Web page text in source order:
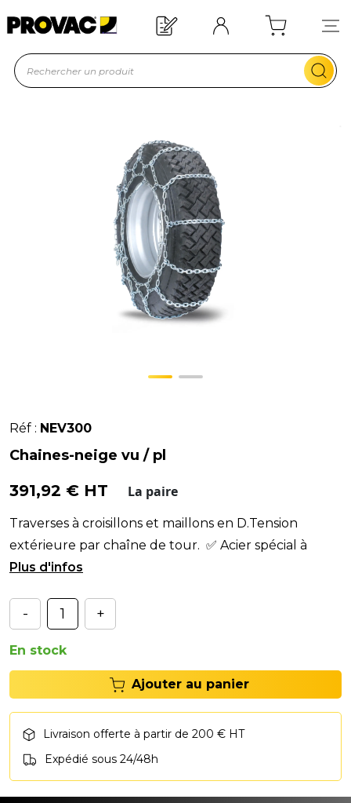
Offre de bienvenue : 20€ offerts !
En savoir plus
Réf : NEV300
Chaines-neige vu / pl
391,92 € HT La paire
Traverses à croisillons et maillons en D.Tension
extérieure par chaîne de tour. ✅ Acier spécial à
basse teneur en carbone.✅ Chaine-neige
- +
En stock
Ajouter au panier
Livraison offerte à partir de 200 € HT
Expédié sous 24/48h